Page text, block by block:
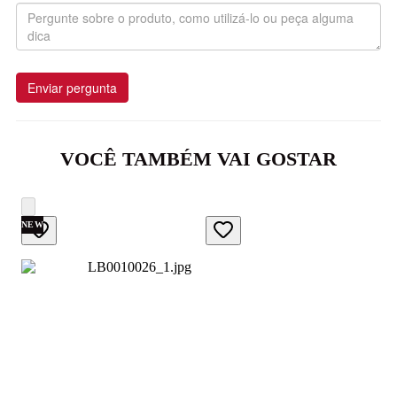
Enviar pergunta
VOCÊ TAMBÉM VAI GOSTAR
NEW